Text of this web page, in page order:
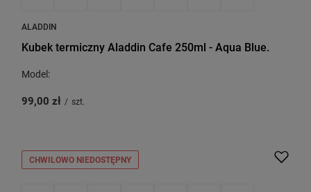
ALADDIN
Kubek termiczny Aladdin Cafe 250ml - Aqua Blue.
Model:
99,00 zł / szt.
CHWILOWO NIEDOSTĘPNY